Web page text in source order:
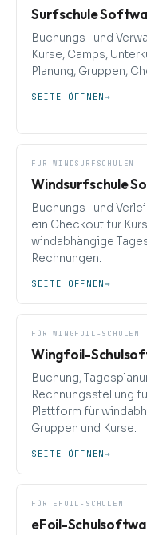
Surfschule
Buchungs- und
Kurse, Camps,
Planung, Gruppen,
SEITE ÖFFNEN→
FÜR WINDSURFSCHULEN
Windsurfschule
Buchungs- und
ein Checkout für
windabhängige
Rechnungen.
SEITE ÖFFNEN→
FÜR WINGFOIL-SCHULEN
Wingfoil-
Buchung,
Rechnungsstellung
Plattform für
Gruppen und Kurse.
SEITE ÖFFNEN→
FÜR EFOIL-SCHULEN
eFoil-